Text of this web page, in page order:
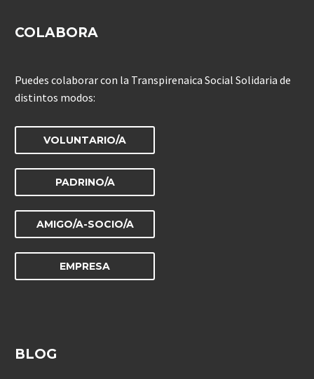
COLABORA
Puedes colaborar con la Transpirenaica Social Solidaria de
distintos modos:
VOLUNTARIO/A
PADRINO/A
AMIGO/A-SOCIO/A
EMPRESA
BLOG